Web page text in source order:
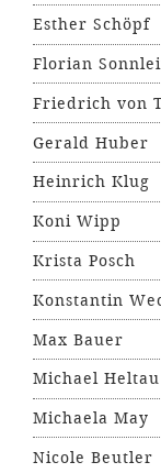
Esther Schöpf
Florian
Friedrich von
Gerald Huber
Heinrich Klug
Koni Wipp
Krista Posch
Konstantin
Max Bauer
Michael Heltau
Michaela May
Nicole Beutler